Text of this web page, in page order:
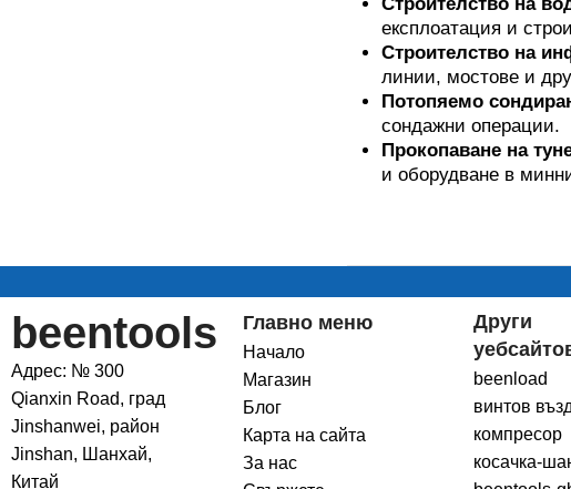
експлоатация и
Строителство на
линии, мостове и
Потопяемо
сондажни операции.
Прокопаване на
и оборудване в
beentools
Адрес: № 300
Qianxin Road, град
Jinshanwei, район
Jinshan, Шанхай,
Китай
Главно меню
Начало
Магазин
Блог
Карта на сайта
За нас
Други
beenload
винтов
компресор
косачка-